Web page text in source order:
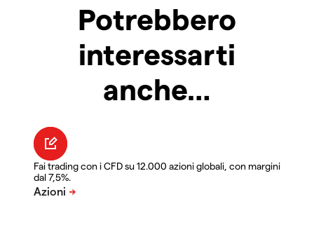
Potrebbero
interessarti
anche…
Fai trading con i CFD su 12.000 azioni globali, con margini
dal 7,5%.